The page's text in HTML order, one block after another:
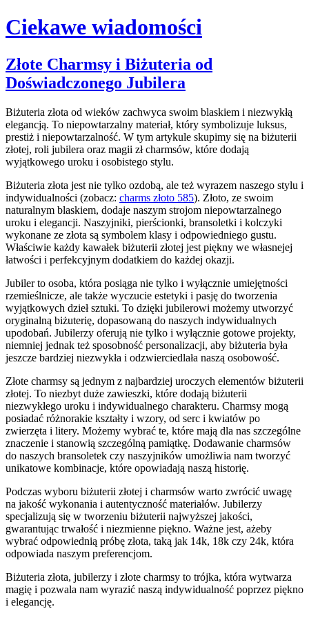
Ciekawe wiadomości
Skip
to
content
Złote Charmsy i Biżuteria od
Doświadczonego Jubilera
Biżuteria złota od wieków zachwyca swoim blaskiem i niezwykłą
elegancją. To niepowtarzalny materiał, który symbolizuje luksus,
prestiż i niepowtarzalność. W tym artykule skupimy się na biżuterii
złotej, roli jubilera oraz magii zł charmsów, które dodają
wyjątkowego uroku i osobistego stylu.
Biżuteria złota jest nie tylko ozdobą, ale też wyrazem naszego stylu i
indywidualności (zobacz: charms złoto 585). Złoto, ze swoim
naturalnym blaskiem, dodaje naszym strojom niepowtarzalnego
uroku i elegancji. Naszyjniki, pierścionki, bransoletki i kolczyki
wykonane ze złota są symbolem klasy i odpowiedniego gustu.
Właściwie każdy kawałek biżuterii złotej jest piękny we własnejej
łatwości i perfekcyjnym dodatkiem do każdej okazji.
Jubiler to osoba, która posiąga nie tylko i wyłącznie umiejętności
rzemieślnicze, ale także wyczucie estetyki i pasję do tworzenia
wyjątkowych dzieł sztuki. To dzięki jubilerowi możemy utworzyć
oryginalną biżuterię, dopasowaną do naszych indywidualnych
upodobań. Jubilerzy oferują nie tylko i wyłącznie gotowe projekty,
niemniej jednak też sposobność personalizacji, aby biżuteria była
jeszcze bardziej niezwykła i odzwierciedlała naszą osobowość.
Złote charmsy są jednym z najbardziej uroczych elementów biżuterii
złotej. To niezbyt duże zawieszki, które dodają biżuterii
niezwykłego uroku i indywidualnego charakteru. Charmsy mogą
posiadać różnorakie kształty i wzory, od serc i kwiatów po
zwierzęta i litery. Możemy wybrać te, które mają dla nas szczególne
znaczenie i stanowią szczególną pamiątkę. Dodawanie charmsów
do naszych bransoletek czy naszyjników umożliwia nam tworzyć
unikatowe kombinacje, które opowiadają naszą historię.
Podczas wyboru biżuterii złotej i charmsów warto zwrócić uwagę
na jakość wykonania i autentyczność materiałów. Jubilerzy
specjalizują się w tworzeniu biżuterii najwyższej jakości,
gwarantując trwałość i niezmienne piękno. Ważne jest, ażeby
wybrać odpowiednią próbę złota, taką jak 14k, 18k czy 24k, która
odpowiada naszym preferencjom.
Biżuteria złota, jubilerzy i złote charmsy to trójka, która wytwarza
magię i pozwala nam wyrazić naszą indywidualność poprzez piękno
i elegancję.